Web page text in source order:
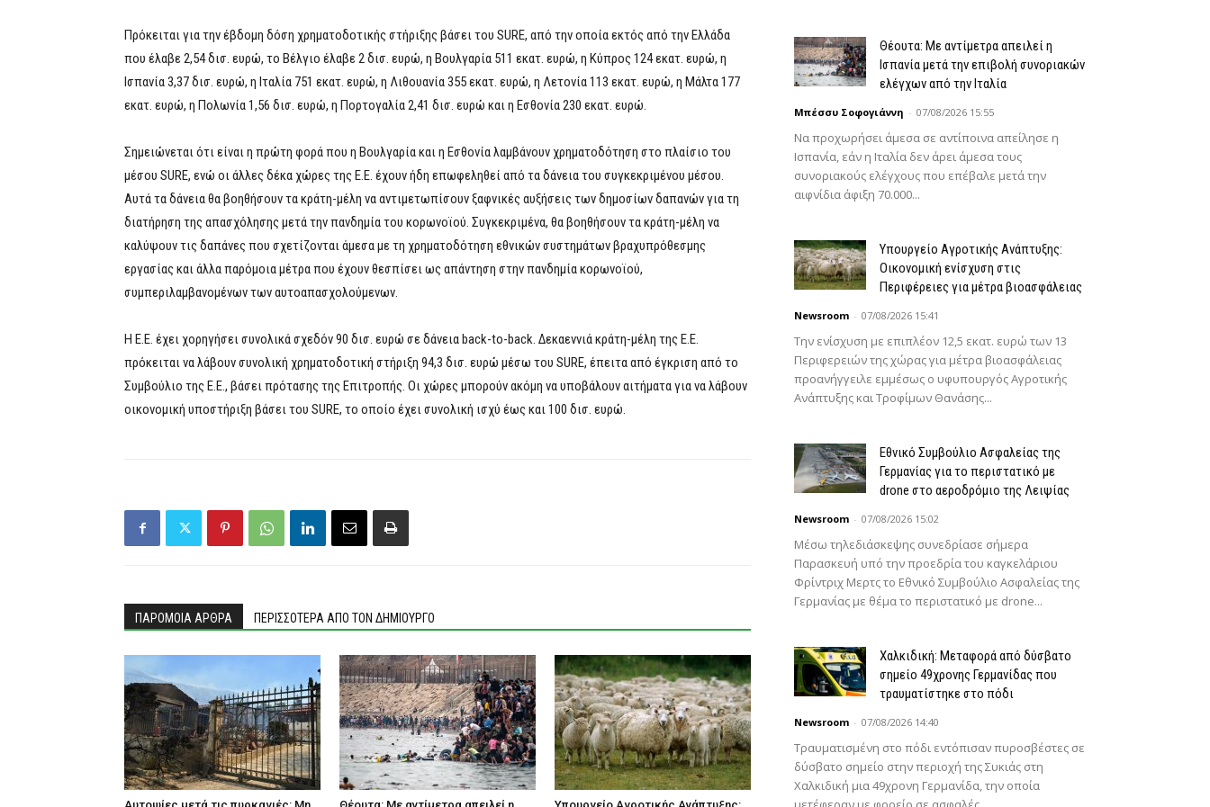
Πρόκειται για την έβδομη δόση χρηματοδοτικής στήριξης βάσει του SURE, από την οποία εκτός από την Ελλάδα
που έλαβε 2,54 δισ. ευρώ, το Βέλγιο έλαβε 2 δισ. ευρώ, η Βουλγαρία 511 εκατ. ευρώ, η Κύπρος 124 εκατ. ευρώ, η
Ισπανία 3,37 δισ. ευρώ, η Ιταλία 751 εκατ. ευρώ, η Λιθουανία 355 εκατ. ευρώ, η Λετονία 113 εκατ. ευρώ, η Μάλτα 177
εκατ. ευρώ, η Πολωνία 1,56 δισ. ευρώ, η Πορτογαλία 2,41 δισ. ευρώ και η Εσθονία 230 εκατ. ευρώ.
Σημειώνεται ότι είναι η πρώτη φορά που η Βουλγαρία και η Εσθονία λαμβάνουν χρηματοδότηση στο πλαίσιο του
μέσου SURE, ενώ οι άλλες δέκα χώρες της Ε.Ε. έχουν ήδη επωφεληθεί από τα δάνεια του συγκεκριμένου μέσου.
Αυτά τα δάνεια θα βοηθήσουν τα κράτη-μέλη να αντιμετωπίσουν ξαφνικές αυξήσεις των δημοσίων δαπανών για τη
διατήρηση της απασχόλησης μετά την πανδημία του κορωνοϊού. Συγκεκριμένα, θα βοηθήσουν τα κράτη-μέλη να
καλύψουν τις δαπάνες που σχετίζονται άμεσα με τη χρηματοδότηση εθνικών συστημάτων βραχυπρόθεσμης
εργασίας και άλλα παρόμοια μέτρα που έχουν θεσπίσει ως απάντηση στην πανδημία κορωνοϊού,
συμπεριλαμβανομένων των αυτοαπασχολούμενων.
Η Ε.Ε. έχει χορηγήσει συνολικά σχεδόν 90 δισ. ευρώ σε δάνεια back-to-back. Δεκαεννιά κράτη-μέλη της Ε.Ε.
πρόκειται να λάβουν συνολική χρηματοδοτική στήριξη 94,3 δισ. ευρώ μέσω του SURE, έπειτα από έγκριση από το
Συμβούλιο της Ε.Ε., βάσει πρότασης της Επιτροπής. Οι χώρες μπορούν ακόμη να υποβάλουν αιτήματα για να λάβουν
οικονομική υποστήριξη βάσει του SURE, το οποίο έχει συνολική ισχύ έως και 100 δισ. ευρώ.
ΠΑΡΟΜΟΙΑ ΑΡΘΡΑ ΠΕΡΙΣΣΟΤΕΡΑ ΑΠΟ ΤΟΝ ΔΗΜΙΟΥΡΓΟ
Θέουτα: Με αντίμετρα απειλεί η
Ισπανία μετά την επιβολή συνοριακών
ελέγχων από την Ιταλία
Μπέσσυ Σοφογιάννη - 07/08/2026 15:55
Να προχωρήσει άμεσα σε αντίποινα απείλησε η
Ισπανία, εάν η Ιταλία δεν άρει άμεσα τους
συνοριακούς ελέγχους που επέβαλε μετά την
αιφνίδια άφιξη 70.000...
Υπουργείο Αγροτικής Ανάπτυξης:
Οικονομική ενίσχυση στις
Περιφέρειες για μέτρα βιοασφάλειας
Newsroom - 07/08/2026 15:41
Την ενίσχυση με επιπλέον 12,5 εκατ. ευρώ των 13
Περιφερειών της χώρας για μέτρα βιοασφάλειας
προανήγγειλε εμμέσως ο υφυπουργός Αγροτικής
Ανάπτυξης και Τροφίμων Θανάσης...
Εθνικό Συμβούλιο Ασφαλείας της
Γερμανίας για το περιστατικό με
drone στο αεροδρόμιο της Λειψίας
Newsroom - 07/08/2026 15:02
Μέσω τηλεδιάσκεψης συνεδρίασε σήμερα
Παρασκευή υπό την προεδρία του καγκελάριου
Φρίντριχ Μερτς το Εθνικό Συμβούλιο Ασφαλείας της
Γερμανίας με θέμα το περιστατικό με drone...
Χαλκιδική: Μεταφορά από δύσβατο
σημείο 49χρονης Γερμανίδας που
τραυματίστηκε στο πόδι
Newsroom - 07/08/2026 14:40
Τραυματισμένη στο πόδι εντόπισαν πυροσβέστες σε
δύσβατο σημείο στην περιοχή της Συκιάς στη
Χαλκιδική μια 49χρονη Γερμανίδα, την οποία